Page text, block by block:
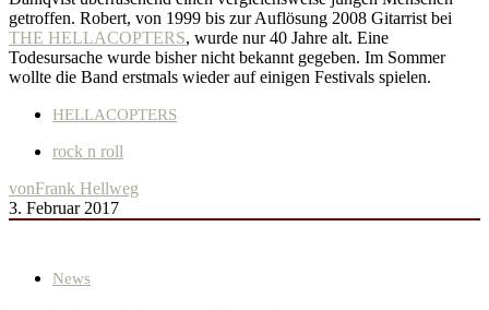
getroffen. Robert, von 1999 bis zur Auflösung 2008 Gitarrist bei
THE HELLACOPTERS, wurde nur 40 Jahre alt. Eine
Todesursache wurde bisher nicht bekannt gegeben. Im Sommer
wollte die Band erstmals wieder auf einigen Festivals spielen.
HELLACOPTERS
rock n roll
vonFrank Hellweg
3. Februar 2017
News